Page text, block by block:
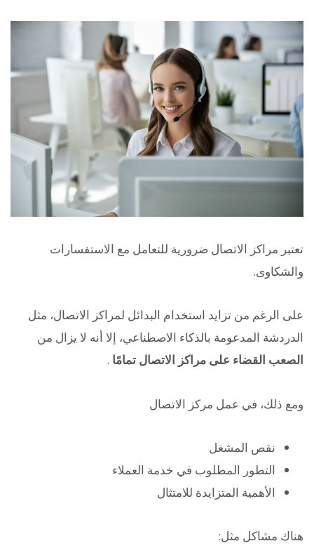
تعتبر مراكز الاتصال ضرورية للتعامل مع الاستفسارات
والشكاوى.
على الرغم من تزايد استخدام البدائل لمراكز الاتصال، مثل
الدردشة المدعومة بالذكاء الاصطناعي، إلا أنه لا يزال من
الصعب القضاء على مراكز الاتصال تمامًا .
ومع ذلك، في عمل مركز الاتصال
نقص المشغل
التطور المطلوب في خدمة العملاء
الأهمية المتزايدة للامتثال
هناك مشاكل مثل: